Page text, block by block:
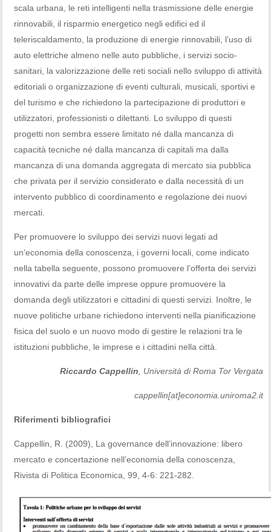
scala urbana, le reti intelligenti nella trasmissione delle energie
rinnovabili, il risparmio energetico negli edifici ed il
teleriscaldamento, la produzione di energie rinnovabili, l’uso di
auto elettriche almeno nelle auto pubbliche, i servizi socio-
sanitari, la valorizzazione delle reti sociali nello sviluppo di attività
editoriali o organizzazione di eventi culturali, musicali, sportivi e
del turismo e che richiedono la partecipazione di produttori e
utilizzatori, professionisti o dilettanti. Lo sviluppo di questi
progetti non sembra essere limitato né dalla mancanza di
capacità tecniche né dalla mancanza di capitali ma dalla
mancanza di una domanda aggregata di mercato sia pubblica
che privata per il servizio considerato e dalla necessità di un
intervento pubblico di coordinamento e regolazione dei nuovi
mercati.
Per promuovere lo sviluppo dei servizi nuovi legati ad
un’economia della conoscenza, i governi locali, come indicato
nella tabella seguente, possono promuovere l’offerta dei servizi
innovativi da parte delle imprese oppure promuovere la
domanda degli utilizzatori e cittadini di questi servizi. Inoltre, le
nuove politiche urbane richiedono interventi nella pianificazione
fisica del suolo e un nuovo modo di gestire le relazioni tra le
istituzioni pubbliche, le imprese e i cittadini nella città.
Riccardo Cappellin , Università di Roma Tor Vergata
cappellin[at]economia.uniroma2.it
Riferimenti bibliografici
Cappellin, R. (2009), La governance dell’innovazione: libero
mercato e concertazione nell’economia della conoscenza,
Rivista di Politica Economica, 99, 4-6: 221-282.